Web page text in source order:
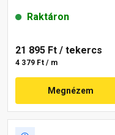
Raktáron
21 895 Ft / tekercs
4 379 Ft / m
Megnézem